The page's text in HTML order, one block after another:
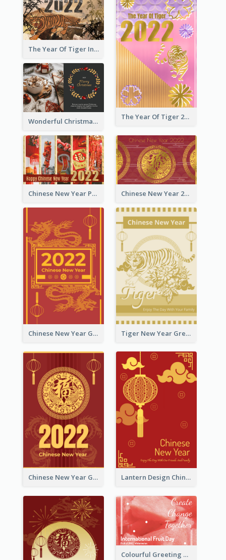
The Year Of Tiger Ink Illustration New Year Greeting Card
The Year Of Tiger 2022 Golden Greeting Card
Wonderful Christmas Greeting Card
Chinese New Year Photo Greeting Card Chinese New Year 2022 Golden Greeting Card
Chinese New Year Greeting Card With Graphic Decorations Tiger New Year Greeting Card With Decorations
Chinese New Year Greeting Card With Dragon Decorations Lantern Design Chinese New Year Greeting Card
Colourful Greeting Card For International Fruit Day 2021